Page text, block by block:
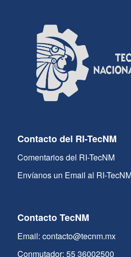
Contacto del RI-TecNM
Comentarios del RI-TecNM
Envíanos un Email al RI-
Contacto TecNM
Email: contacto@tecnm.mx
Conmutador: 55 36002500